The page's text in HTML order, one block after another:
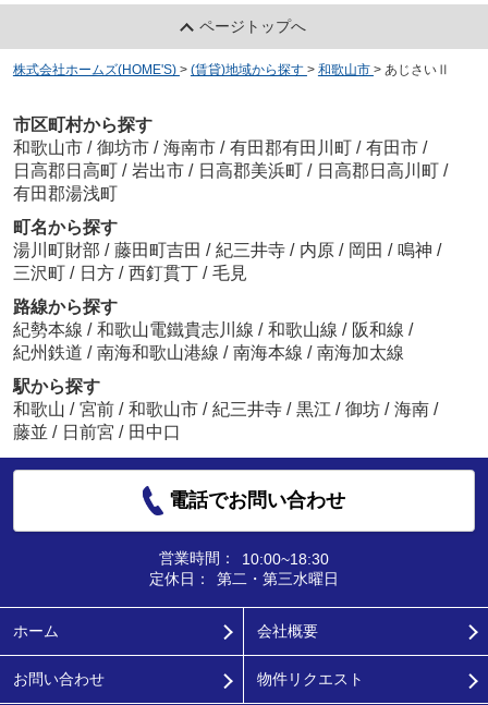
ページトップへ
株式会社ホームズ(HOME'S) > (賃貸)地域から探す > 和歌山市 > あじさいⅡ
市区町村から探す
和歌山市 / 御坊市 / 海南市 / 有田郡有田川町 / 有田市 /
日高郡日高町 / 岩出市 / 日高郡美浜町 / 日高郡日高川町 /
有田郡湯浅町
町名から探す
湯川町財部 / 藤田町吉田 / 紀三井寺 / 内原 / 岡田 / 鳴神 /
三沢町 / 日方 / 西釘貫丁 / 毛見
路線から探す
紀勢本線 / 和歌山電鐵貴志川線 / 和歌山線 / 阪和線 /
紀州鉄道 / 南海和歌山港線 / 南海本線 / 南海加太線
駅から探す
和歌山 / 宮前 / 和歌山市 / 紀三井寺 / 黒江 / 御坊 / 海南 /
藤並 / 日前宮 / 田中口
電話でお問い合わせ
営業時間：
10:00~18:30
定休日：
第二・第三水曜日
ホーム 会社概要
お問い合わせ 物件リクエスト